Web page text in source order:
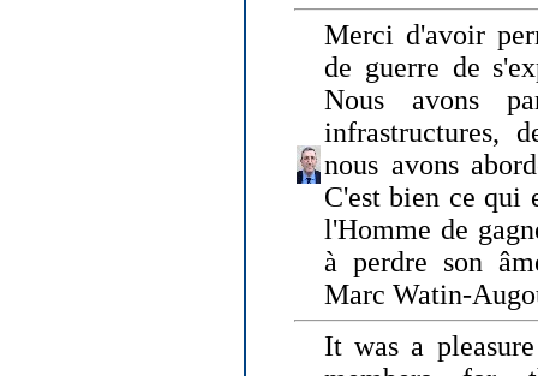
Merci d'avoir
de guerre de
Nous avons
infrastructures,
nous avons
C'est bien ce qui
l'Homme de
à perdre son
Marc Watin-
It was a